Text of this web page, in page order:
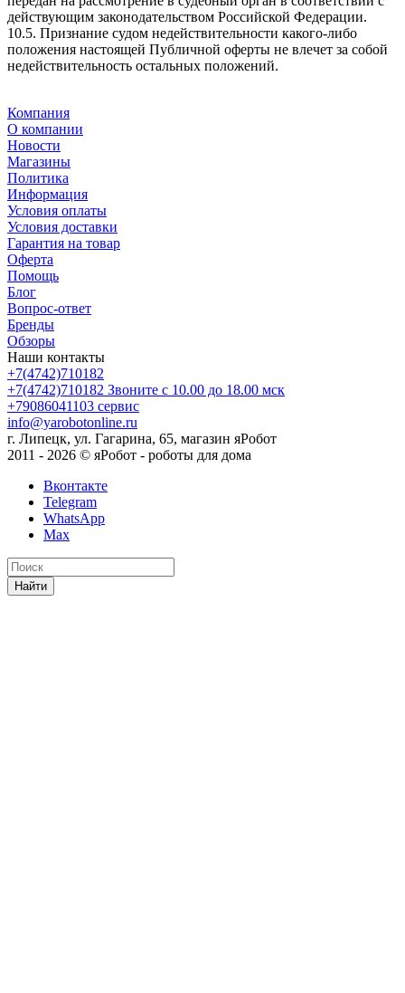
действующим законодательством Российской Федерации.
10.5. Признание судом недействительности какого-либо
положения настоящей Публичной оферты не влечет за собой
недействительность остальных положений.
Компания
О компании
Новости
Магазины
Политика
Информация
Условия оплаты
Условия доставки
Гарантия на товар
Оферта
Помощь
Блог
Вопрос-ответ
Бренды
Обзоры
Наши контакты
+7(4742)710182
+7(4742)710182 Звоните с 10.00 до 18.00 мск
+79086041103 сервис
info@yarobotonline.ru
г. Липецк, ул. Гагарина, 65, магазин яРобот
2011 - 2026 © яРобот - роботы для дома
Вконтакте
Telegram
WhatsApp
Max
Найти